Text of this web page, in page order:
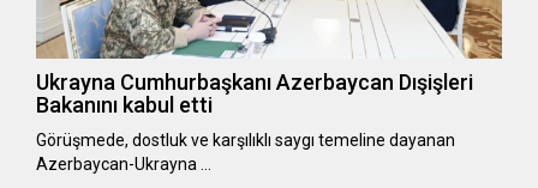
Ukrayna Cumhurbaşkanı Azerbaycan Dışişleri
Bakanını kabul etti
Görüşmede, dostluk ve karşılıklı saygı temeline dayanan
Azerbaycan-Ukrayna …